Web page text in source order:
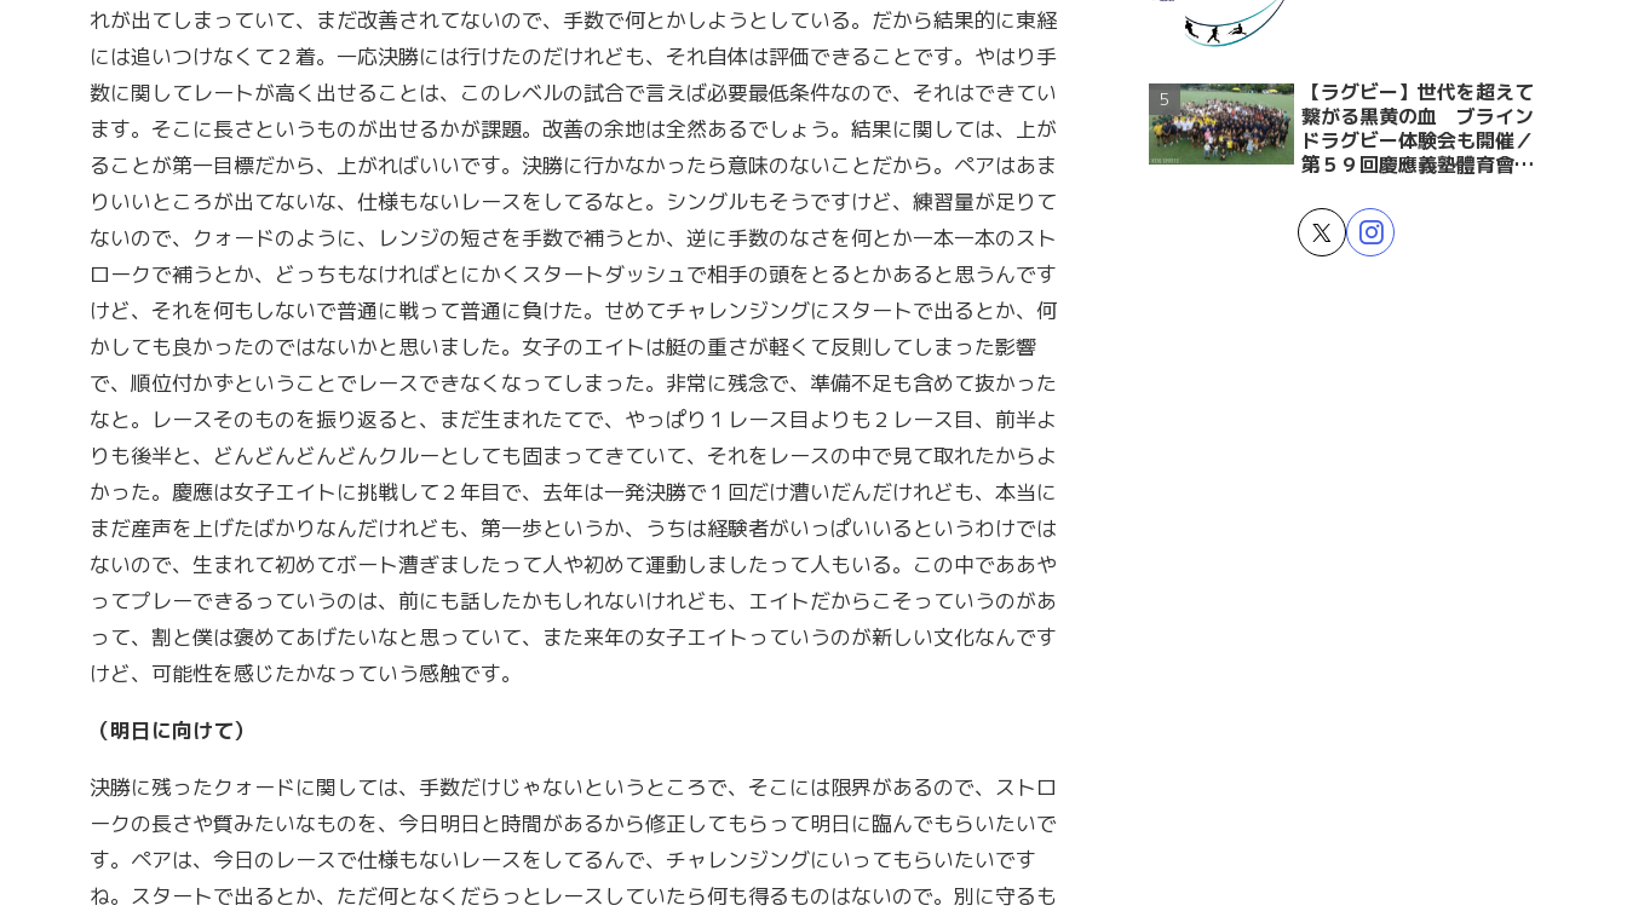
れが出てしまっていて、まだ改善されてないので、手数で何とかしようとしている。だから結果的に東経
には追いつけなくて２着。一応決勝には行けたのだけれども、それ自体は評価できることです。やはり手
数に関してレートが高く出せることは、このレベルの試合で言えば必要最低条件なので、それはできてい
ます。そこに長さというものが出せるかが課題。改善の余地は全然あるでしょう。結果に関しては、上が
ることが第一目標だから、上がればいいです。決勝に行かなかったら意味のないことだから。ペアはあま
りいいところが出てないな、仕様もないレースをしてるなと。シングルもそうですけど、練習量が足りて
ないので、クォードのように、レンジの短さを手数で補うとか、逆に手数のなさを何とか一本一本のスト
ロークで補うとか、どっちもなければとにかくスタートダッシュで相手の頭をとるとかあると思うんです
けど、それを何もしないで普通に戦って普通に負けた。せめてチャレンジングにスタートで出るとか、何
かしても良かったのではないかと思いました。女子のエイトは艇の重さが軽くて反則してしまった影響
で、順位付かずということでレースできなくなってしまった。非常に残念で、準備不足も含めて抜かった
なと。レースそのものを振り返ると、まだ生まれたてで、やっぱり１レース目よりも２レース目、前半よ
りも後半と、どんどんどんどんクルーとしても固まってきていて、それをレースの中で見て取れたからよ
かった。慶應は女子エイトに挑戦して２年目で、去年は一発決勝で１回だけ漕いだんだけれども、本当に
まだ産声を上げたばかりなんだけれども、第一歩というか、うちは経験者がいっぱいいるというわけでは
ないので、生まれて初めてボート漕ぎましたって人や初めて運動しましたって人もいる。この中でああや
ってプレーできるっていうのは、前にも話したかもしれないけれども、エイトだからこそっていうのがあ
って、割と僕は褒めてあげたいなと思っていて、また来年の女子エイトっていうのが新しい文化なんです
けど、可能性を感じたかなっていう感触です。
（明日に向けて）
決勝に残ったクォードに関しては、手数だけじゃないというところで、そこには限界があるので、ストロ
ークの長さや質みたいなものを、今日明日と時間があるから修正してもらって明日に臨んでもらいたいで
す。ペアは、今日のレースで仕様もないレースをしてるんで、チャレンジングにいってもらいたいです
ね。スタートで出るとか、ただ何となくだらっとレースしていたら何も得るものはないので。別に守るも
【ラグビー】世代を超えて
繋がる黒黄の血 ブライン
ドラグビー体験会も開催／
第５９回慶應義塾體育會蹴